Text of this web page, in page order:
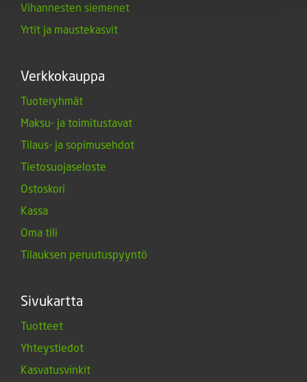
Vihannesten siemenet
Yrtit ja maustekasvit
Verkkokauppa
Tuoteryhmät
Maksu- ja toimitustavat
Tilaus- ja sopimusehdot
Tietosuojaseloste
Ostoskori
Kassa
Oma tili
Tilauksen peruutuspyyntö
Sivukartta
Tuotteet
Yhteystiedot
Kasvatusvinkit